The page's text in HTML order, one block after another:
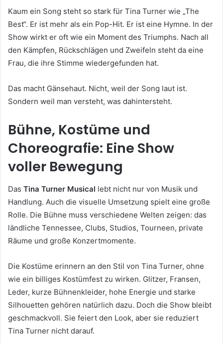
Kaum ein Song steht so stark für Tina Turner wie „The
Best“. Er ist mehr als ein Pop-Hit. Er ist eine Hymne. In der
Show wirkt er oft wie ein Moment des Triumphs. Nach all
den Kämpfen, Rückschlägen und Zweifeln steht da eine
Frau, die ihre Stimme wiedergefunden hat.
Das macht Gänsehaut. Nicht, weil der Song laut ist.
Sondern weil man versteht, was dahintersteht.
Bühne, Kostüme und
Choreografie: Eine Show
voller Bewegung
Das Tina Turner Musical lebt nicht nur von Musik und
Handlung. Auch die visuelle Umsetzung spielt eine große
Rolle. Die Bühne muss verschiedene Welten zeigen: das
ländliche Tennessee, Clubs, Studios, Tourneen, private
Räume und große Konzertmomente.
Die Kostüme erinnern an den Stil von Tina Turner, ohne
wie ein billiges Kostümfest zu wirken. Glitzer, Fransen,
Leder, kurze Bühnenkleider, hohe Energie und starke
Silhouetten gehören natürlich dazu. Doch die Show bleibt
geschmackvoll. Sie feiert den Look, aber sie reduziert
Tina Turner nicht darauf.